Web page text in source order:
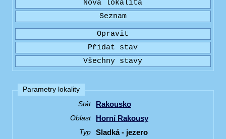
Parametry lokality
Stát
Rakousko
Oblast Horní Rakousy
Typ Sladká - jezero